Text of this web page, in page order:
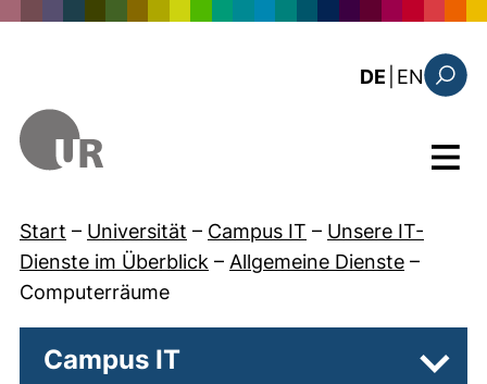
DE EN: this
Menü
Start – Universität – Campus IT – Unsere IT-
Dienste im Überblick – Allgemeine Dienste –
Computerräume
Campus IT